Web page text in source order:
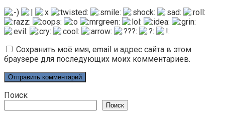
Сохранить моё имя, email и адрес сайта в этом
браузере для последующих моих комментариев.
Поиск
Поиск